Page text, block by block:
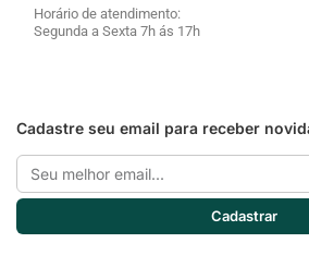
Horário de atendimento:
Segunda a Sexta 7h ás 17h
Cadastre seu email para receber
Email
Cadastrar